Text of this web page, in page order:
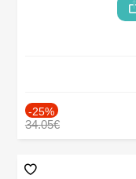
-25%
34.05€